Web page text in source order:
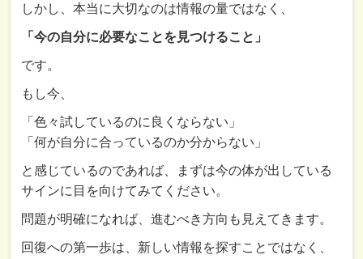
しかし、本当に大切なのは情報の量ではなく、
「今の自分に必要なことを見つけること」
です。
もし今、
「色々試しているのに良くならない」
「何が自分に合っているのか分からない」
と感じているのであれば、まずは今の体が出している
サインに目を向けてみてください。
問題が明確になれば、進むべき方向も見えてきます。
回復への第一歩は、新しい情報を探すことではなく、